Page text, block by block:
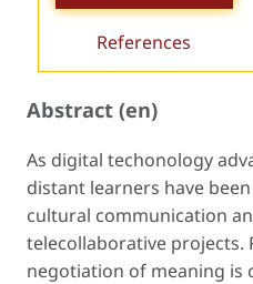
References
Abstract (en)
As digital techonology
distant learners have
cultural communication
telecollaborative projects.
negotiation of meaning is